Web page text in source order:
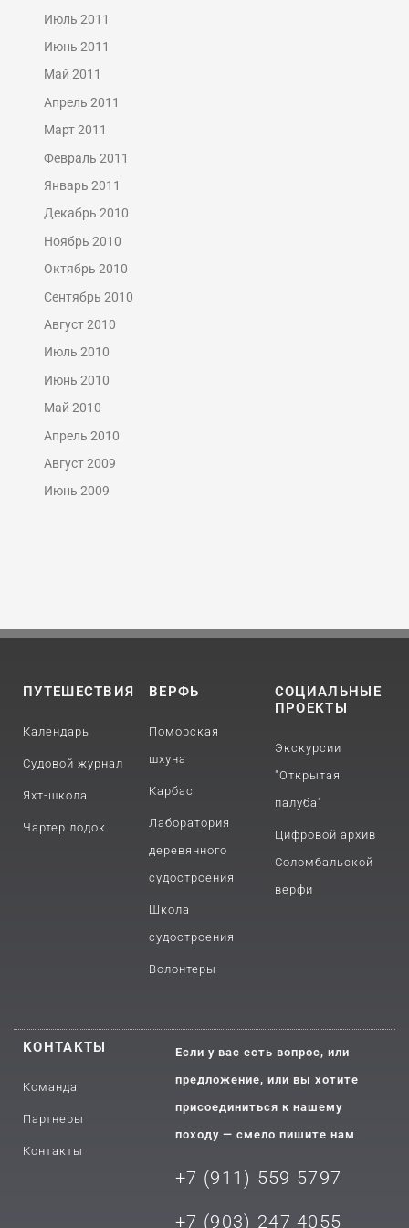
Июль 2011
Июнь 2011
Май 2011
Апрель 2011
Март 2011
Февраль 2011
Январь 2011
Декабрь 2010
Ноябрь 2010
Октябрь 2010
Сентябрь 2010
Август 2010
Июль 2010
Июнь 2010
Май 2010
Апрель 2010
Август 2009
Июнь 2009
ПУТЕШЕСТВИЯ
Календарь
Судовой журнал
Яхт-школа
Чартер лодок
ВЕРФЬ
Поморская
шхуна
Карбас
Лаборатория
деревянного
судостроения
Школа
судостроения
Волонтеры
СОЦИАЛЬНЫЕ
ПРОЕКТЫ
Экскурсии
"Открытая
палуба"
Цифровой архив
Соломбальской
верфи
КОНТАКТЫ
Команда
Партнеры
Контакты
Если у вас есть вопрос, или
предложение, или вы хотите
присоединиться к нашему
походу — смело пишите нам
+7 (911) 559 5797
+7 (903) 247 4055